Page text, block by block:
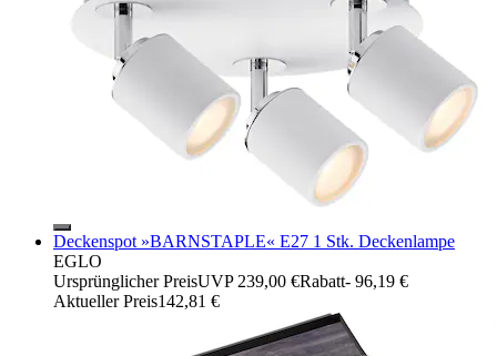
Deckenspot »BARNSTAPLE« E27 1 Stk. Deckenlampe
EGLO
Ursprünglicher PreisUVP 239,00 €Rabatt- 96,19 €
Aktueller Preis142,81 €